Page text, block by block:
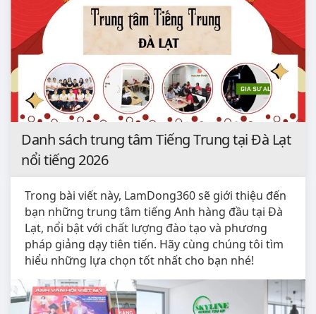
Danh sách trung tâm Tiếng Trung tại Đà Lạt
nổi tiếng 2026
Trong bài viết này, LamDong360 sẽ giới thiệu đến
bạn những trung tâm tiếng Anh hàng đầu tại Đà
Lạt, nổi bật với chất lượng đào tạo và phương
pháp giảng dạy tiên tiến. Hãy cùng chúng tôi tìm
hiểu những lựa chọn tốt nhất cho bạn nhé!